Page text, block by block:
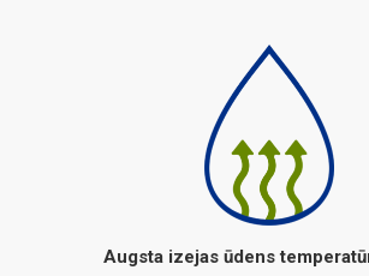
Augsta izejas ūdens